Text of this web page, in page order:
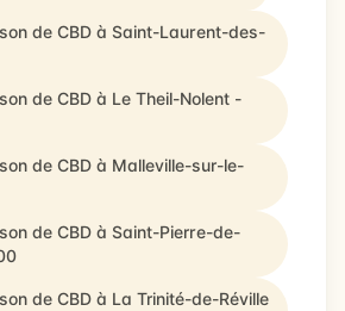
de CBD à Saint-Laurent-des-
de CBD à Le Theil-Nolent -
de CBD à Malleville-sur-le-
de CBD à Saint-Pierre-de-
de CBD à La Trinité-de-Réville